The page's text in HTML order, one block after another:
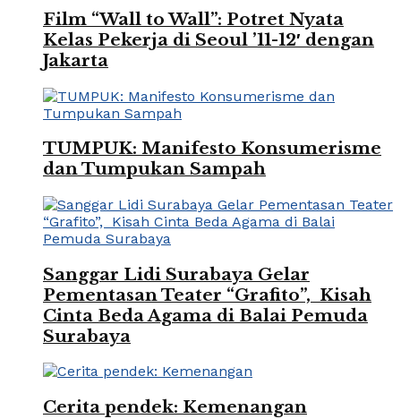
Film “Wall to Wall”: Potret Nyata
Kelas Pekerja di Seoul ’11-12′ dengan
Jakarta
TUMPUK: Manifesto Konsumerisme
dan Tumpukan Sampah
Sanggar Lidi Surabaya Gelar
Pementasan Teater “Grafito”, Kisah
Cinta Beda Agama di Balai Pemuda
Surabaya
Cerita pendek: Kemenangan